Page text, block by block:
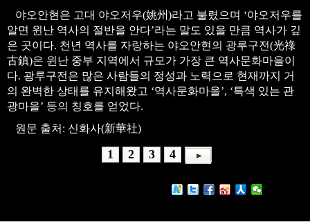
야오안현은 고대 야오저우(姚州)라고 불렸으며 ‘야오저우를
알면 윈난 역사의 절반을 안다’라는 말도 있을 만큼 역사가 깊
은 곳이다. 천년 역사를 자랑하는 야오안현의 광루구전(光祿
古鎮)은 윈난 중부 지역에서 규모가 가장 큰 역사문화마을이
다. 광루구전은 많은 사람들의 정성과 노력으로 현재까지 거
의 완벽한 상태를 유지해왔고 ‘역사문화마을’, ‘특색 있는 관
광마을’ 등의 칭호를 얻었다.
원문 출처: 신화사(新華社)
1 2 3 4